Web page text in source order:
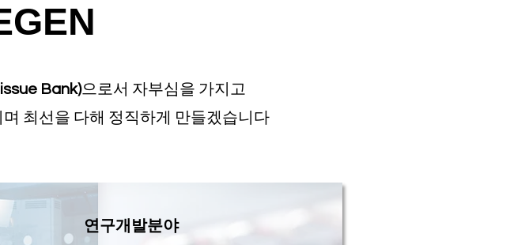
Bank)으로서 자부심을 가지고
최선을 다해 정직하게 만들겠습니다
연구개발분야